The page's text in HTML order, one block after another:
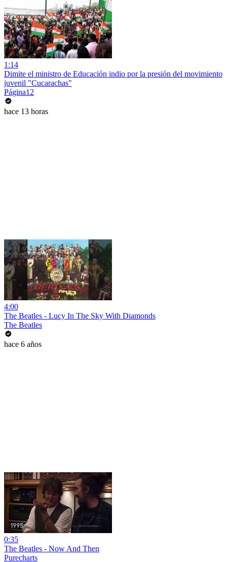
1:14
Dimite el ministro de Educación indio por la presión del movimiento
juvenil "Cucarachas"
Página12
hace 13 horas
4:00
The Beatles - Lucy In The Sky With Diamonds
The Beatles
hace 6 años
0:35
The Beatles - Now And Then
Purecharts